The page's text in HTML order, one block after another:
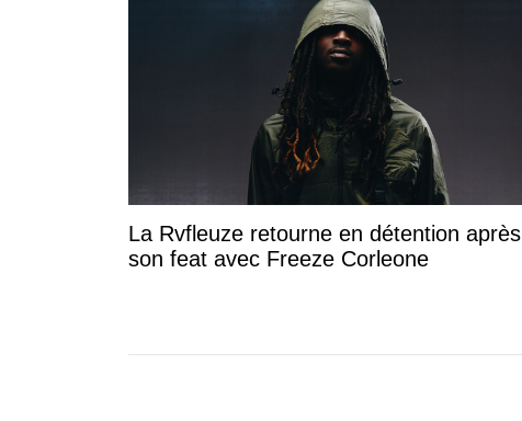
La Rvfleuze retourne en détention après
son feat avec Freeze Corleone